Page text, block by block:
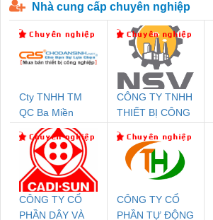
Nhà cung cấp chuyên nghiệp
Cty TNHH TM
QC Ba Miền
CÔNG TY TNHH
THIẾT BỊ CÔNG
SETSUBI VIỆT
NAM
CÔNG TY CỔ
PHẦN DÂY VÀ
CÔNG TY CỔ
PHẦN TỰ ĐỘNG